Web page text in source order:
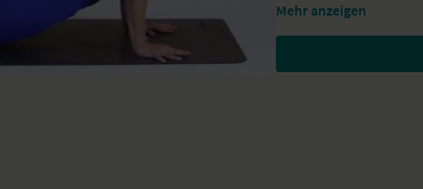
Der obere Bereich deines
anfühlen. Hier setzt sich
nicht mehr genug Raum
nicht bist, und lass, das
Mehr anzeigen